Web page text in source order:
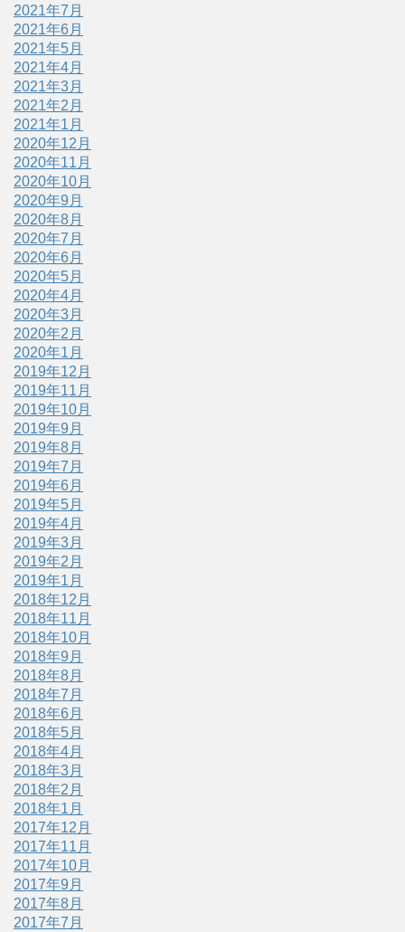
2021年7月
2021年6月
2021年5月
2021年4月
2021年3月
2021年2月
2021年1月
2020年12月
2020年11月
2020年10月
2020年9月
2020年8月
2020年7月
2020年6月
2020年5月
2020年4月
2020年3月
2020年2月
2020年1月
2019年12月
2019年11月
2019年10月
2019年9月
2019年8月
2019年7月
2019年6月
2019年5月
2019年4月
2019年3月
2019年2月
2019年1月
2018年12月
2018年11月
2018年10月
2018年9月
2018年8月
2018年7月
2018年6月
2018年5月
2018年4月
2018年3月
2018年2月
2018年1月
2017年12月
2017年11月
2017年10月
2017年9月
2017年8月
2017年7月